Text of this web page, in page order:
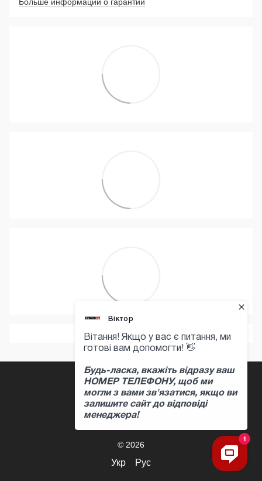
+380 97 397 04 47
Контактная информация
© 2026
Укр Рус